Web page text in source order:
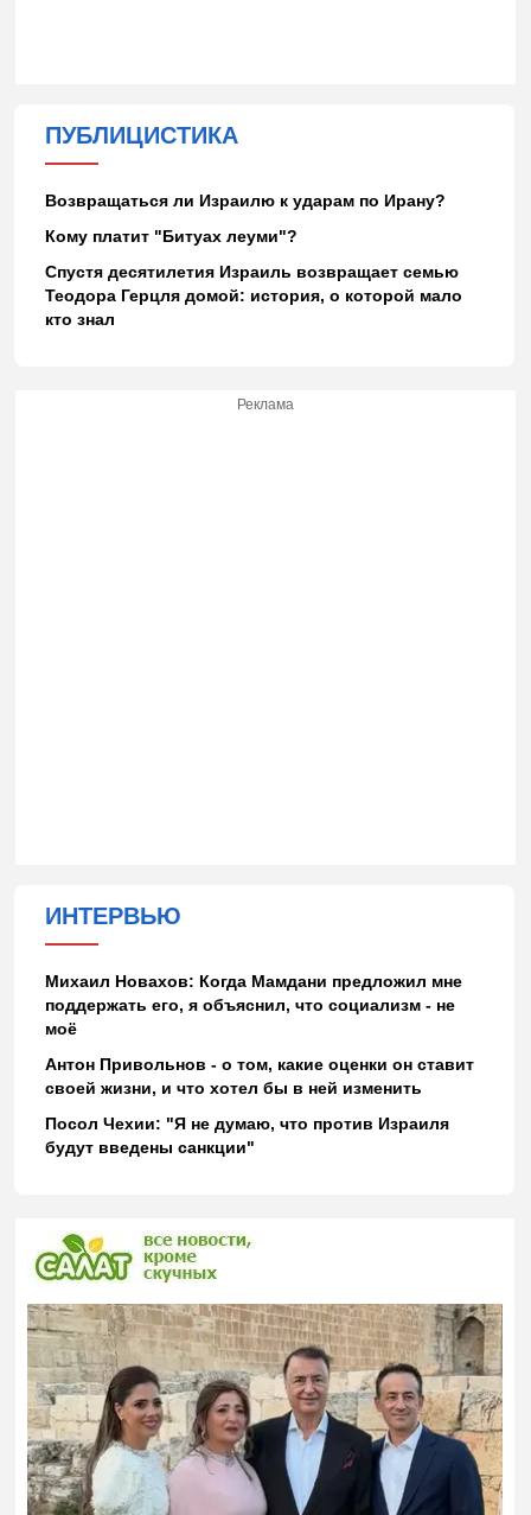
ПУБЛИЦИСТИКА
Возвращаться ли Израилю к ударам по Ирану?
Кому платит "Битуах леуми"?
Спустя десятилетия Израиль возвращает семью
Теодора Герцля домой: история, о которой мало
кто знал
Реклама
ИНТЕРВЬЮ
Михаил Новахов: Когда Мамдани предложил мне
поддержать его, я объяснил, что социализм - не
моё
Антон Привольнов - о том, какие оценки он ставит
своей жизни, и что хотел бы в ней изменить
Посол Чехии: "Я не думаю, что против Израиля
будут введены санкции"